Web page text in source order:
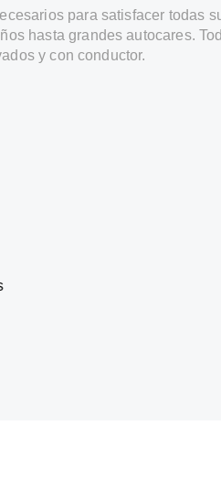
para satisfacer todas
hasta grandes autocares.
y con conductor.
SUV -